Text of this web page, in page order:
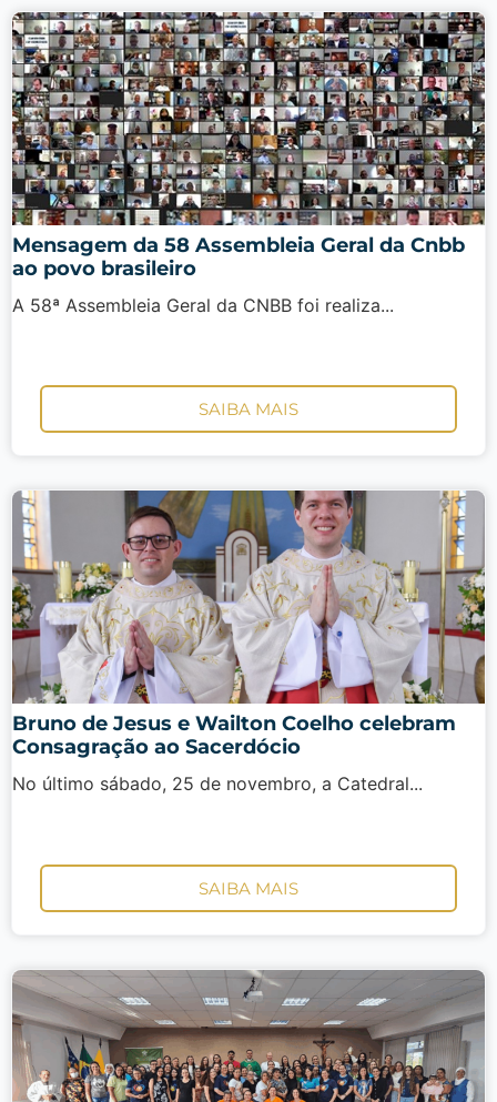
Mensagem da 58 Assembleia Geral da Cnbb
ao povo brasileiro
A 58ª Assembleia Geral da CNBB foi realiza...
SAIBA MAIS
Bruno de Jesus e Wailton Coelho celebram
Consagração ao Sacerdócio
No último sábado, 25 de novembro, a Catedral...
SAIBA MAIS